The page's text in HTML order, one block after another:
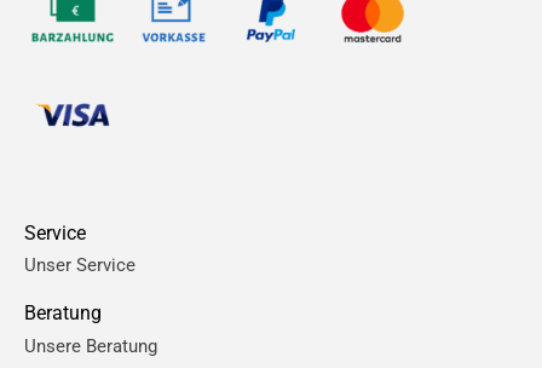
Service
Unser Service
Beratung
Unsere Beratung